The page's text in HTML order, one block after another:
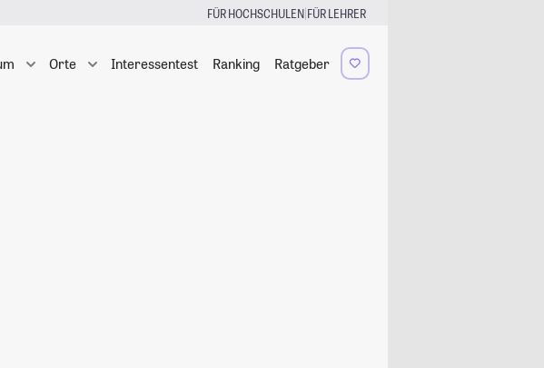
FÜR HOCHSCHULEN|FÜR LEHRER
Orte Interessentest Ranking Ratgeber